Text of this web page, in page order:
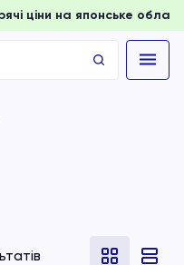
Гарячі ціни на японське